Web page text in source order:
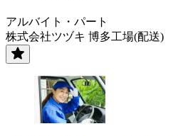
アルバイト・パート
株式会社ツヅキ 博多工場(配送)